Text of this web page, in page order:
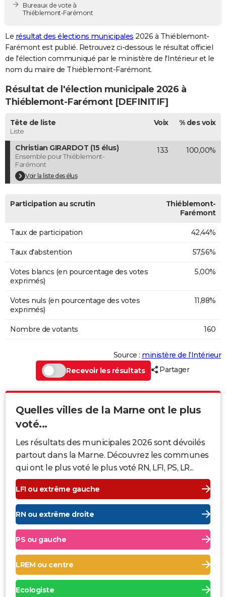
Destinations
City break
Voyage nature
Voyage de noces
Forum
PHOTO
GUIDES D'ACHAT
CARTE DE VOEUX
Carte de Noël
Carte Bonne année
Carte Saint-Valentin
Carte Pâques
Carte d'anniversaire
DICTIONNAIRE
COPAINS D'AVANT
S'inscrire
Se connecter
Lycées
Collèges
Primaires
Universités
Entreprises
Service militaire
Avis de recherche
AVIS DE DÉCÈS
FORUM
Bureaux de vote à
Thiéblemont-Farémont
Le résultat des élections municipales 2026 à Thiéblemont-
Farémont est publié. Retrouvez ci-dessous le résultat officiel
de l'élection communiqué par le ministère de l'Intérieur et le
nom du maire de Thiéblemont-Farémont.
Résultat de l'élection municipale 2026 à
Thiéblemont-Farémont [DEFINITIF]
Tête de liste
Liste
Voix % des voix
Christian GIRARDOT (15 élus)
Ensemble pour Thiéblemont-
Farémont
Voir la liste des élus
133 100,00%
Participation au scrutin
Thiéblemont-
Farémont
Taux de participation 42,44%
Taux d'abstention 57,56%
Votes blancs (en pourcentage des votes
exprimés)
5,00%
Votes nuls (en pourcentage des votes
exprimés)
11,88%
Nombre de votants 160
Source : ministère de l’Intérieur
Recevoir les résultats
Partager
Quelles villes de la Marne ont le plus
voté...
Les résultats des municipales 2026 sont dévoilés
partout dans la Marne. Découvrez les communes
qui ont le plus voté le plus voté RN, LFI, PS, LR...
LFI ou extrême gauche
RN ou extrême droite
PS ou gauche
LREM ou centre
Ecologiste